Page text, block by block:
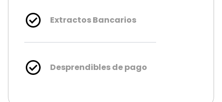
Extractos Bancarios
Desprendibles de pago